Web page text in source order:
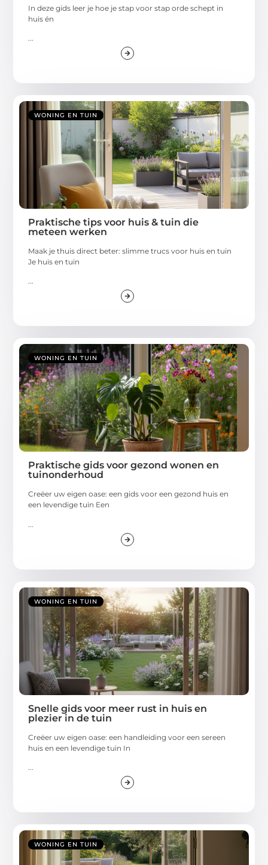
In deze gids leer je hoe je stap voor stap orde schept in
huis én
...
WONING EN TUIN
Praktische tips voor huis & tuin die
meteen werken
Maak je thuis direct beter: slimme trucs voor huis en tuin
Je huis en tuin
...
WONING EN TUIN
Praktische gids voor gezond wonen en
tuinonderhoud
Creëer uw eigen oase: een gids voor een gezond huis en
een levendige tuin Een
WONING EN TUIN
Snelle gids voor meer rust in huis en
plezier in de tuin
Creëer uw eigen oase: een handleiding voor een sereen
huis en een levendige tuin In
...
WONING EN TUIN